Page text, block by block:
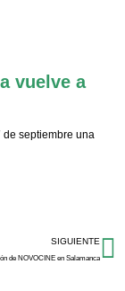
vuelve a
septiembre una
SIGUIENTE
de NOVOCINE en Salamanca